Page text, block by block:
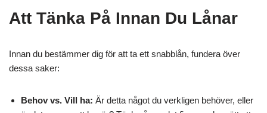
Att Tänka På Innan Du Lånar
Innan du bestämmer dig för att ta ett snabblån, fundera över
dessa saker:
Behov vs. Vill ha: Är detta något du verkligen behöver, eller